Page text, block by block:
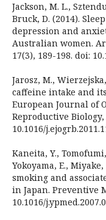
Jackson, M. L.,
Bruck, D. (2014).
depression and
Australian women.
17(3), 189-198. doi:
Jarosz, M.,
caffeine intake and
European Journal of
Reproductive Biology,
10.1016/
Kaneita, Y.,
Yokoyama, E.,
smoking and
in Japan. Preventive
10.1016/